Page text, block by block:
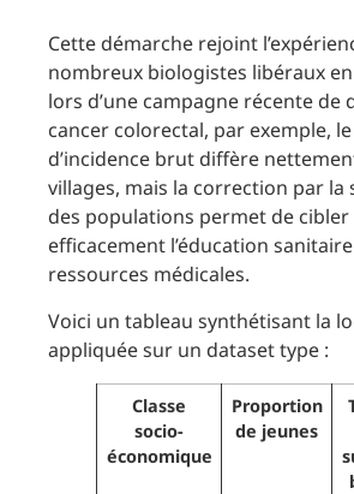
Cette démarche rejoint
nombreux biologistes libéraux en
lors d’une campagne récente de
cancer colorectal, par exemple,
d’incidence brut diffère
villages, mais la correction par la
des populations permet de cibler
efficacement l’éducation
ressources médicales.
Voici un tableau synthétisant la
appliquée sur un dataset type :
Classe
socio-
économique
Proportion
de jeunes